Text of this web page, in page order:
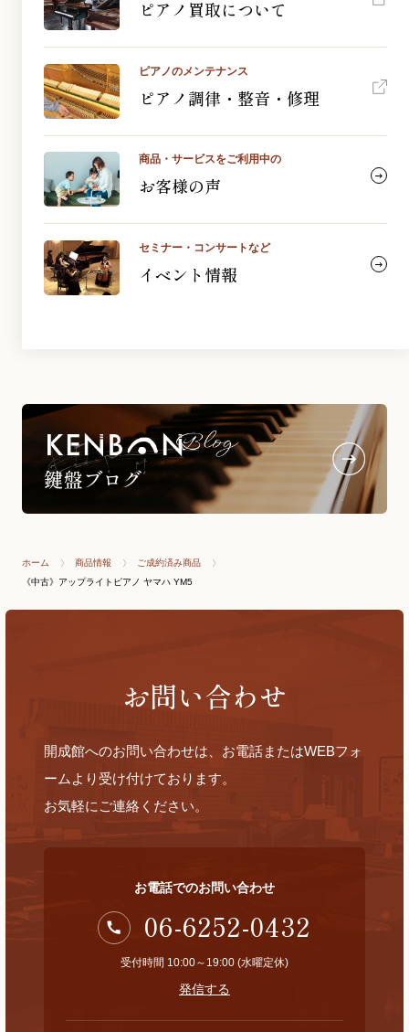
ピアノ買取について
ピアノのメンテナンス
ピアノ調律・整音・修理
商品・サービスをご利用中の
お客様の声
セミナー・コンサートなど
イベント情報
ホーム 商品情報
ご成約済み商品
《中古》アップライトピアノ ヤマハ YM5
お問い合わせ
開成館へのお問い合わせは、お電話またはWEBフォ
ームより受け付けております。
お気軽にご連絡ください。
お電話でのお問い合わせ
06-6252-0432
受付時間 10:00～19:00 (水曜定休)
発信する